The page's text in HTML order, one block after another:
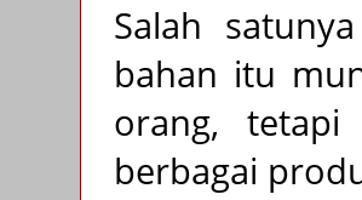
Salah
bahan itu
orang,
berbagai